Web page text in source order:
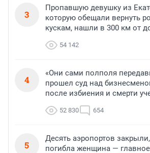
3
Пропавшую девушку из
которую обещали вернуть
кускам, нашли в 300 км от
54 142
4
«Они сами полполя
прошел суд над
после избиения и смерти
52 830 654
5
Десять аэропортов
погибла женщина — главное